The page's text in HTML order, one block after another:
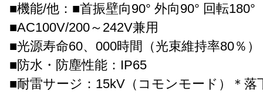
■機能/他：■首振壁向90° 外向90° 回転180°
■AC100V/200～242V兼用
■光源寿命60、000時間（光束維持率80％）
■防水・防塵性能：IP65
■耐雷サージ：15kV（コモンモード）＊落